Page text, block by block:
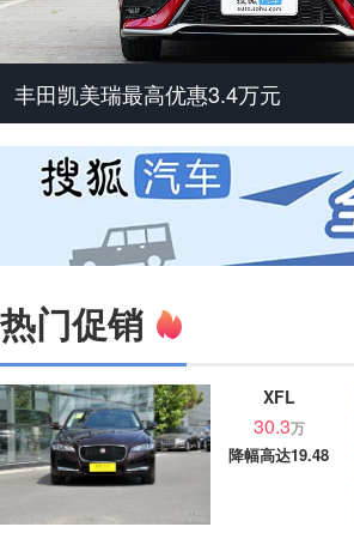
尊界V800/V680实力分析
主打配置诚意 解读腾势Z9S
丰田汉兰达最高优惠3万元
捷豹XFL最高优惠19.48万元
宝马X3最高优惠3万元
丰田凯美瑞最高优惠3.4万元
热门促销
XFL
30.3万
降幅高达19.48